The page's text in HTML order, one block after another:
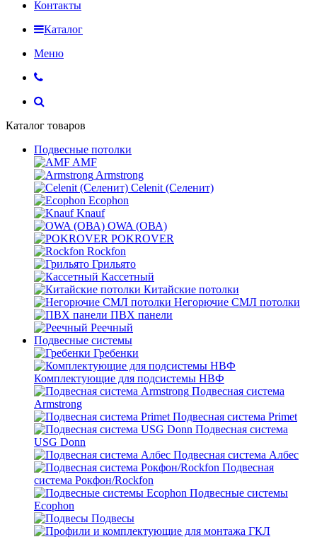
Контакты
Каталог
Меню
Каталог товаров
Подвесные потолки
AMF
Armstrong
Celenit (Селенит)
Ecophon
Knauf
OWA (ОВА)
POKROVER
Rockfon
Грильято
Кассетный
Китайские потолки
Негорючие СМЛ потолки
ПВХ панели
Реечный
Подвесные системы
Гребенки
Комплектующие для подсистемы НВФ
Подвесная система
Armstrong
Подвесная система Primet
Подвесная система
USG Donn
Подвесная система Албес
Подвесная
система Рокфон/Rockfon
Подвесные системы
Ecophon
Подвесы